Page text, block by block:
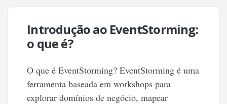
Introdução ao EventStorming:
o que é?
O que é EventStorming? EventStorming é uma
ferramenta baseada em workshops para
explorar domínios de negócio, mapear